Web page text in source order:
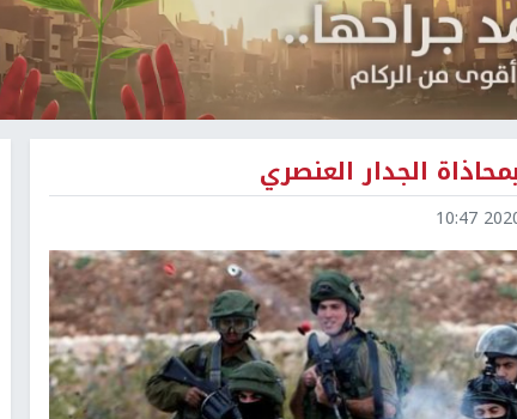
الجدار العنصري